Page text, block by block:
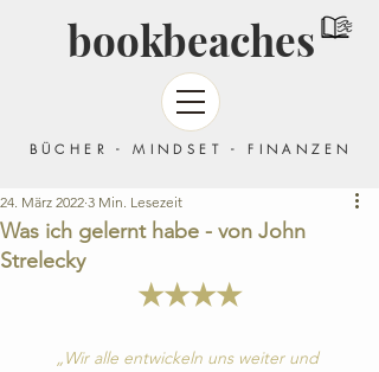
bookbeaches
BÜCHER - MINDSET - FINANZEN
Was ich gelernt habe - von John
Strelecky
24. März 2022 3 Min. Lesezeit
★★★★
„Wir alle entwickeln uns weiter und